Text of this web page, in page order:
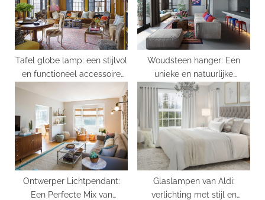
s
t
:
:
Tafel globe lamp: een stijlvol
en functioneel accessoire
Woudsteen hanger: Een
unieke en natuurlijke
accessoire voor elke
gelegenheid
Ontwerper Lichtpendant:
Een Perfecte Mix van
Glaslampen van Aldi:
verlichting met stijl en